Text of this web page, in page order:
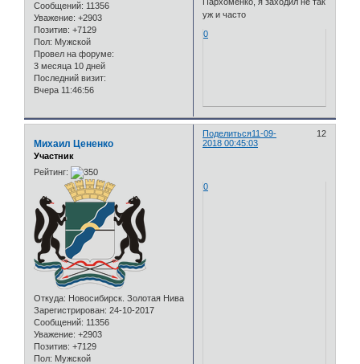
Сообщений: 11356
Уважение: +2903
Позитив: +7129
Пол: Мужской
Провел на форуме:
3 месяца 10 дней
Последний визит:
Вчера 11:46:56
уж и часто
0
Поделиться 12
11-09-
2018 00:45:03
Михаил Цененко
Участник
Рейтинг:
Откуда: Новосибирск. Золотая Нива
Зарегистрирован: 24-10-2017
Сообщений: 11356
Уважение: +2903
Позитив: +7129
Пол: Мужской
0